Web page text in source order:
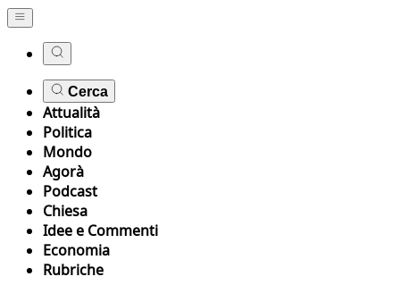
Cerca
Attualità
Politica
Mondo
Agorà
Podcast
Chiesa
Idee e Commenti
Economia
Rubriche